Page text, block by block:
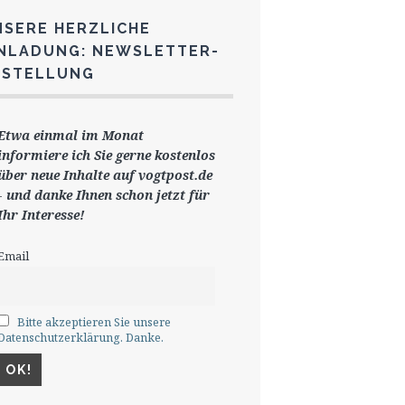
HERZLICHE
NEWSLETTER-
einmal im Monat
ich Sie gernekostenlos
ber neue Inhalte auf vogtpost.de
und danke Ihnen schon jetzt für
Interesse!
Bitte akzeptieren Sie unsere
Danke.